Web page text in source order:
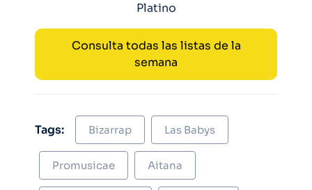
Platino
Consulta todas las listas de la
semana
Tags: Bizarrap Las Babys
Promusicae Aitana